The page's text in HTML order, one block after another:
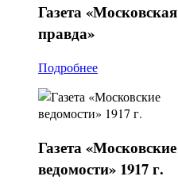
Газета«Московская
правда»
Подробнее
Газета«Московские
ведомости» 1917 г.